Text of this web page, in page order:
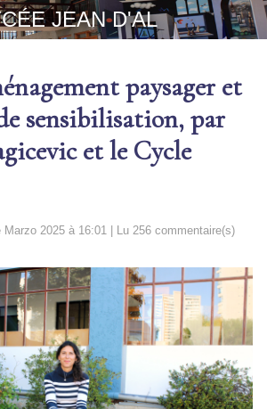
JEAN D'AL
paysager et
sensibilisation, par
et le Cycle
Marzo 2025 à 16:01 | Lu 256 commentaire(s)